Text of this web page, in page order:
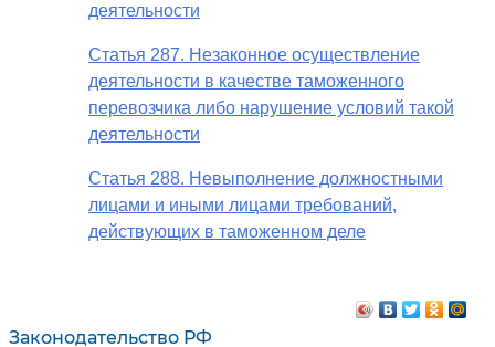
Законодательство РФ
деятельности
Статья 287. Незаконное осуществление
деятельности в качестве таможенного
перевозчика либо нарушение условий такой
деятельности
Статья 288. Невыполнение должностными
лицами и иными лицами требований,
действующих в таможенном деле